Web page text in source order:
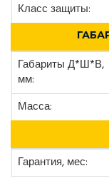
Класс защиты:
Габариты Д*Ш*В,
мм:
Масса:
Гарантия, мес: